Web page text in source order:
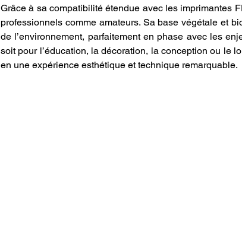
Grâce à sa compatibilité étendue avec les imprimantes
professionnels comme amateurs. Sa base végétale et
de l’environnement, parfaitement en phase avec les
soit pour l’éducation, la décoration, la conception ou le
en une expérience esthétique et technique remarquable.